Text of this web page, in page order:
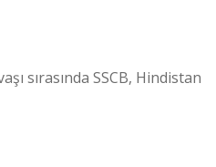
sırasında SSCB, Hindistan